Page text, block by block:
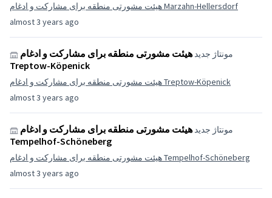
almost 3 years ago
هیئت مشورتی منطقه برای مشارکت و ادغام Marzahn-Hellersdorf
almost 3 years ago
مونتاژ جدیدهیئت مشورتی منطقه برای مشارکت و ادغام
Treptow-Köpenick
هیئت مشورتی منطقه برای مشارکت و ادغام Treptow-Köpenick
almost 3 years ago
مونتاژ جدیدهیئت مشورتی منطقه برای مشارکت و ادغام
Tempelhof-Schöneberg
هیئت مشورتی منطقه برای مشارکت و ادغام Tempelhof-Schöneberg